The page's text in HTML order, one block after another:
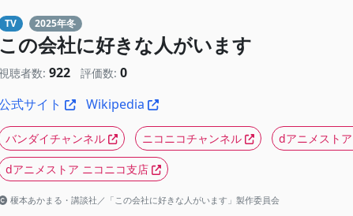
TV 2025年冬
この会社に好きな人がいます
聴者数: 922 評価数: 0
式サイト
Wikipedia
バンダイチャンネル ニコニコチャンネル dアニメストア
dアニメストア ニコニコ支店
榎本あかまる・講談社／「この会社に好きな人がいます」製作委員会